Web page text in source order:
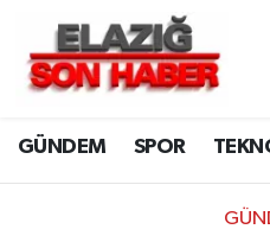
GÜNDEM SPOR
CANLI YAYIN
ASAYİŞ
BİLİM VE TEKNOLOJİ
Merkez Hava Durumu
Merkez Trafik
Süper Lig Puan